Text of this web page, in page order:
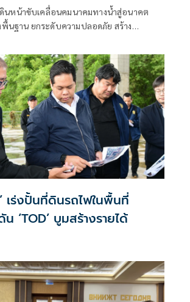
ดินหน้าขับเคลื่อนคมนาคมทางน้ำสู่อนาคต
นฐาน ยกระดับความปลอดภัย สร้าง
เร่งปั้นที่ดินรถไฟในพื้นที่
‘TOD’ บูมสร้างรายได้